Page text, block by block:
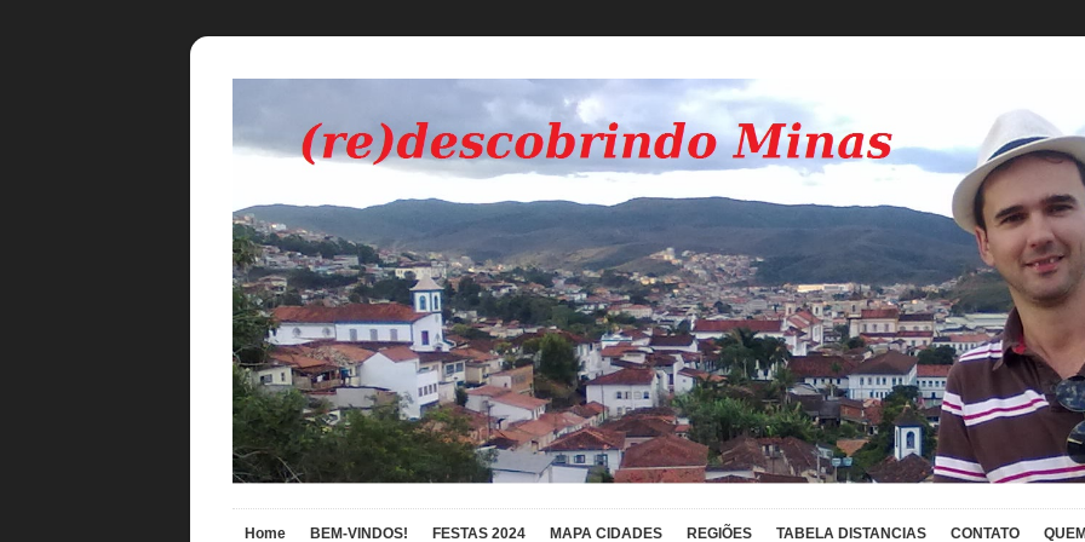
Home BEM-VINDOS! FESTAS 2024 MAPA CIDADES REGIÕES TABELA DISTANCIAS CONTATO